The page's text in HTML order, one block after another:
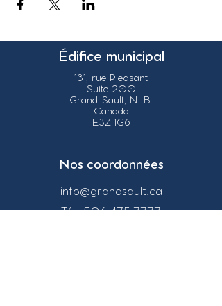
Édifice municipal
131, rue Pleasant
Suite 200
Grand-Sault, N.-B.
Canada
E3Z 1G6
Nos coordonnées
info@grandsault.ca
Tél.:506.475.7777